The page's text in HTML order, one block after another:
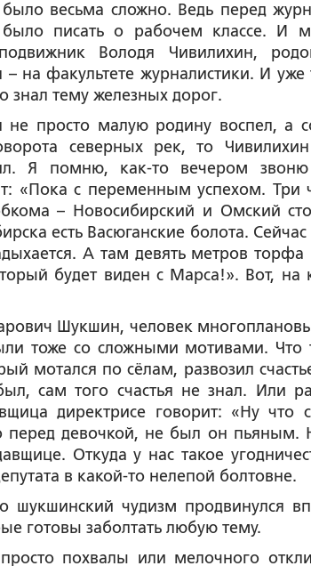
весьма сложно. Ведь перед
было писать о рабочем классе. И
Володя Чивилихин,
на факультете журналистики. И уже
знал тему железных дорог.
просто малую родину воспел, а
северных рек, то Чивилихин
Я помню, как-то вечером
«Пока с переменным успехом. Три
– Новосибирский и Омский
есть Васюганские болота.
А там девять метров торфа
будет виден с Марса!». Вот, на
Шукшин, человек
тоже со сложными мотивами. Что
мотался по сёлам, развозил
сам того счастья не знал. Или
директрисе говорит: «Ну что
перед девочкой, не был он пьяным.
Откуда у нас такое
в какой-то нелепой болтовне.
чудизм продвинулся
готовы заболтать любую тему.
похвалы или мелочного